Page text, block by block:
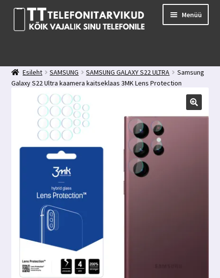
Liigu
navigeerimisele
Liigu
juurde
Menüü
Minu konto
Ostukorv
Kontakt
Tagasiside
Esileht SAMSUNG SAMSUNG GALAXY S22 ULTRA
Samsung
Galaxy S22 Ultra kaamera kaitseklaas 3MK Lens Protection